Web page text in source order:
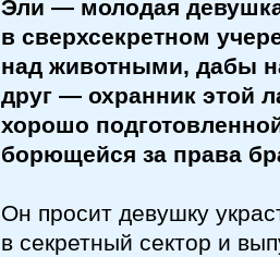
Эли — молодая
в сверхсекретном
над животными, дабы
друг — охранник этой
хорошо
борющейся за права
Он просит девушку
в секретный сектор и